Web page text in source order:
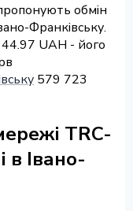
обмін
Франківську.
UAH - його
579 723
TRC-
в Івано-